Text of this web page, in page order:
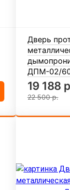
Дверь
ДПМ-02/
19 188
22 500 р.